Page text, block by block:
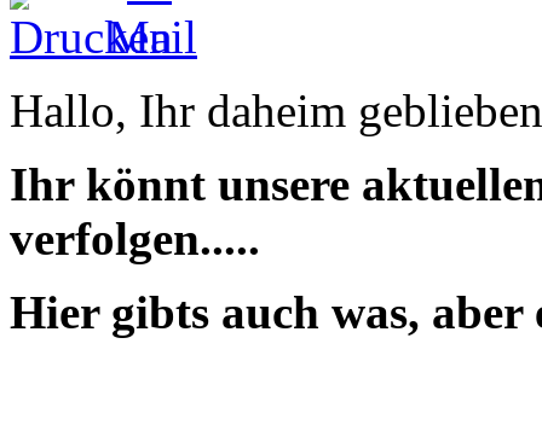
Hallo, Ihr daheim
Ihr könnt unsere
verfolgen.....
Hier gibts auch was,